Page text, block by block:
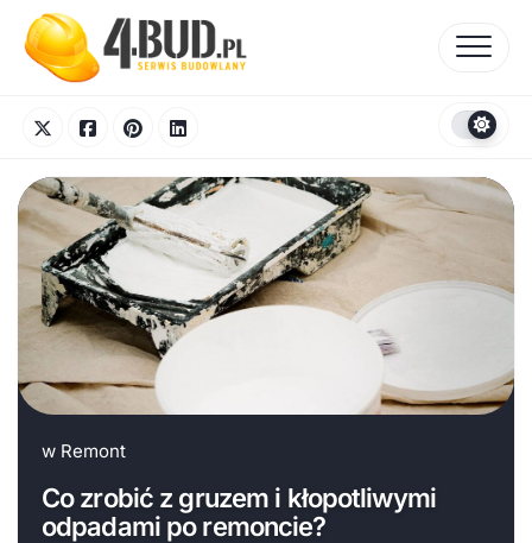
content
w Remont
Co zrobić z gruzem i kłopotliwymi
odpadami po remoncie?